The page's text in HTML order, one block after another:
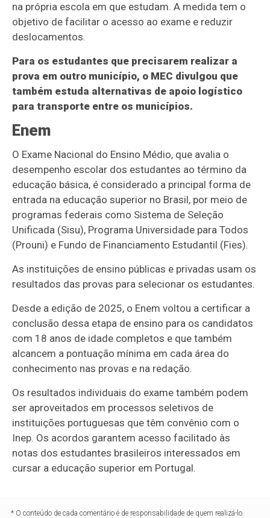
na própria escola em que estudam. A medida tem o
objetivo de facilitar o acesso ao exame e reduzir
deslocamentos.
Para os estudantes que precisarem realizar a
prova em outro município, o MEC divulgou que
também estuda alternativas de apoio logístico
para transporte entre os municípios.
Enem
O Exame Nacional do Ensino Médio, que avalia o
desempenho escolar dos estudantes ao término da
educação básica, é considerado a principal forma de
entrada na educação superior no Brasil, por meio de
programas federais como Sistema de Seleção
Unificada (Sisu), Programa Universidade para Todos
(Prouni) e Fundo de Financiamento Estudantil (Fies).
As instituições de ensino públicas e privadas usam os
resultados das provas para selecionar os estudantes.
Desde a edição de 2025, o Enem voltou a certificar a
conclusão dessa etapa de ensino para os candidatos
com 18 anos de idade completos e que também
alcancem a pontuação mínima em cada área do
conhecimento nas provas e na redação.
Os resultados individuais do exame também podem
ser aproveitados em processos seletivos de
instituições portuguesas que têm convênio com o
Inep. Os acordos garantem acesso facilitado às
notas dos estudantes brasileiros interessados em
cursar a educação superior em Portugal.
* O conteúdo de cada comentário é de responsabilidade de quem realizá-lo.